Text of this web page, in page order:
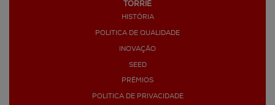
TORRIÉ
HISTÓRIA
POLITICA DE QUALIDADE
INOVAÇÃO
SEED
PRÉMIOS
POLITICA DE PRIVACIDADE